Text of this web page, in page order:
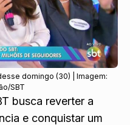
domingo (30) | Imagem:
SBT
busca reverter a
e conquistar um